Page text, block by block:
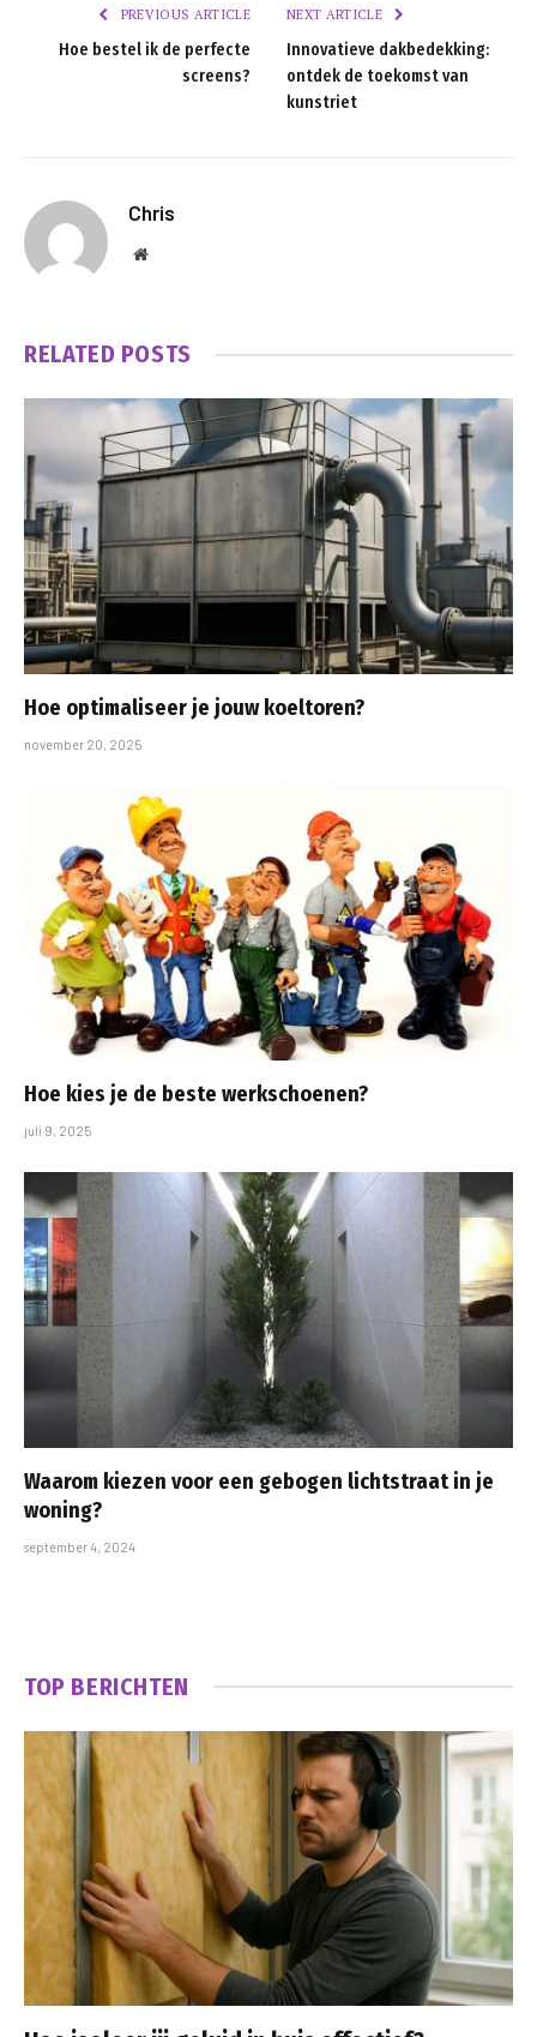
PREVIOUS ARTICLE
Hoe bestel ik de perfecte
screens?
NEXT ARTICLE
Innovatieve dakbedekking:
ontdek de toekomst van
kunstriet
Chris
Website
RELATED POSTS
Hoe optimaliseer je jouw koeltoren?
november 20, 2025
Hoe kies je de beste werkschoenen?
juli 9, 2025
Waarom kiezen voor een gebogen lichtstraat in je
woning?
september 4, 2024
TOP BERICHTEN